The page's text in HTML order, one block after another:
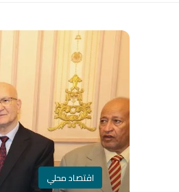
اقتصاد محلي